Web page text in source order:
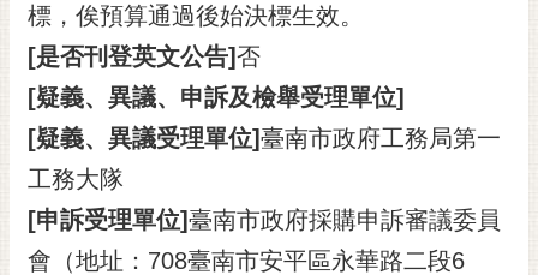
標，俟預算通過後始決標生效。
[是否刊登英文公告]否
[疑義、異議、申訴及檢舉受理單位]
[疑義、異議受理單位]臺南市政府工務局第一
工務大隊
[申訴受理單位]臺南市政府採購申訴審議委員
會（地址：708臺南市安平區永華路二段6